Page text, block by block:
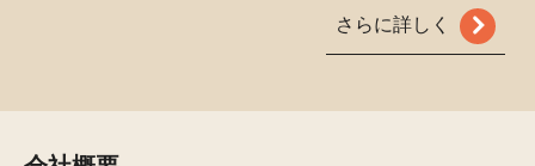
さらに詳しく